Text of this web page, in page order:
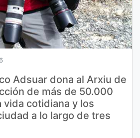
Adsuar dona al Arxiu de
de más de 50.000
vida cotidiana y los
a lo largo de tres